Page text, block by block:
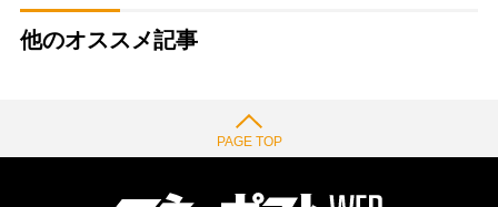
他のオススメ記事
PAGE TOP